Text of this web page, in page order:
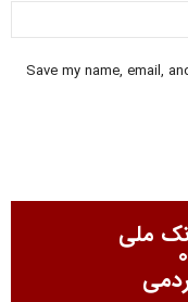
Save my name, email,
ملی